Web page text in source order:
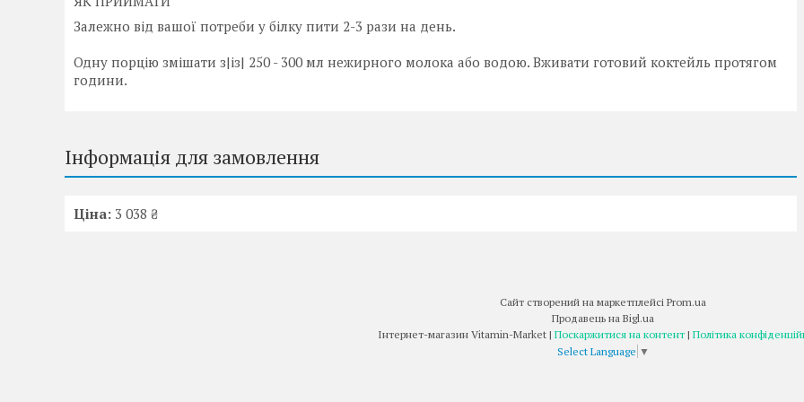
Залежно від вашої потреби у білку пити 2-3 рази на день.
Одну порцію змішати з|із| 250 - 300 мл нежирного молока або водою. Вживати готовий коктейль протягом
години.
Інформація для замовлення
Ціна: 3 038 ₴
Сайт створений на маркетплейсі Prom.ua
Продавець на Bigl.ua
Інтернет-магазин Vitamin-Market | Поскаржитися на контент | Політика
Select Language ▼